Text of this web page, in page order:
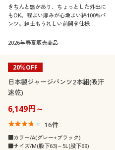
きちんと感があり、ちょっとした外出に
もOK。程よい厚みが心地よい綿100%パ
ンツ。紳士もうれしい前開き仕様
2026年春夏販売商品
20％OFF
日本製ジャージパンツ2本組(吸汗
速乾)
6,149円～
16件
■カラー/A(グレー+ブラック)
■サイズ/M(股下63)～5L(股下69)